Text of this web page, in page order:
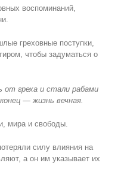
воспоминаний,
греховные поступки,
чтобы задуматься о
от греха и стали рабами
— жизнь вечная.
мира и свободы.
силу влияния на
а он им указывает их